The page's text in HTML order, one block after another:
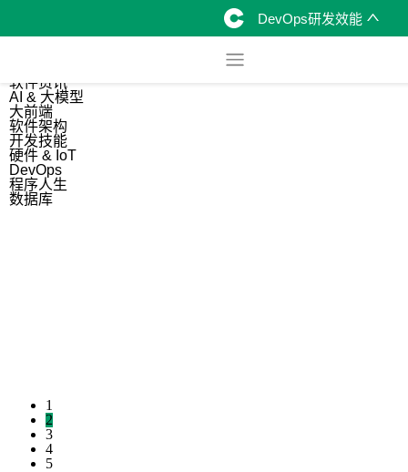
DevOps研发效能
软件资讯
AI & 大模型
大前端
软件架构
开发技能
硬件 & IoT
DevOps
程序人生
数据库
1
2
3
4
5